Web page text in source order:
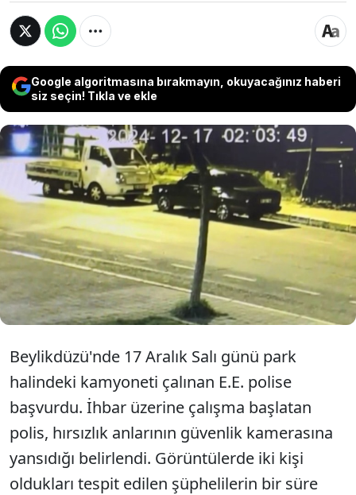
Google algoritmasına bırakmayın, okuyacağınız haberi
siz seçin! Tıkla ve ekle
Beylikdüzü'nde park halindeki kamyoneti
çalan şüphelilerden O.K. polis tarafından
yakalanırken, diğer şüpheli S.T.'nin daha önce
yakalanarak cezaevine gönderildiği ortaya
çıktı. S.T.'nin 60 suç kaydı olduğu ortaya çıktı.
Beylikdüzü'nde 17 Aralık Salı günü park
halindeki kamyoneti çalınan E.E. polise
başvurdu. İhbar üzerine çalışma başlatan
polis, hırsızlık anlarının güvenlik kamerasına
yansıdığı belirlendi. Görüntülerde iki kişi
oldukları tespit edilen şüphelilerin bir süre